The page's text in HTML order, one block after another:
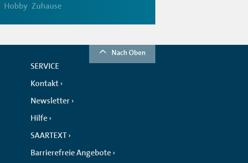
Hobby Zuhause
Nach Oben
SERVICE
Kontakt
Newsletter
Hilfe
SAARTEXT
Barrierefreie Angebote